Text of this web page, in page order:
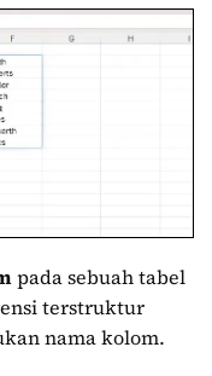
pada sebuah tabel
terstruktur
nama kolom.